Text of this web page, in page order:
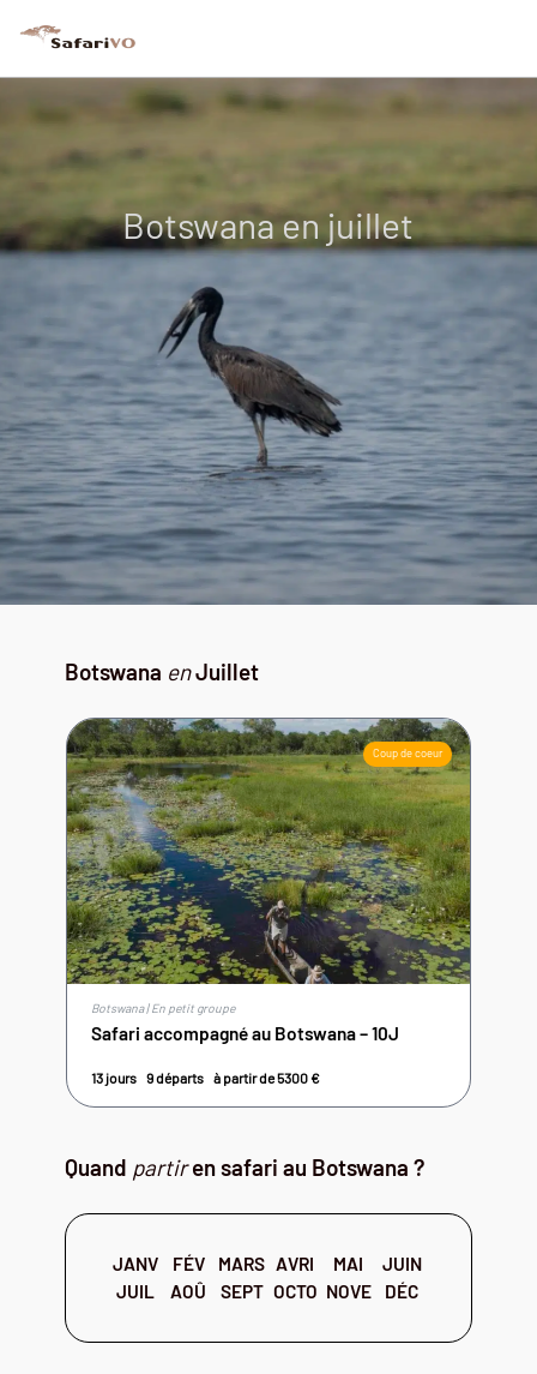
Botswana en juillet
Botswana enJuillet
Coup de coeur
Botswana | En petit groupe
Safari accompagné au Botswana – 10J
13 jours 9 départs à partir de5300€
Quand partiren safari au Botswana ?
JANV FÉV MARS AVRI MAI
JUIN
JUIL
AOÛ SEPT OCTO NOVE DÉC